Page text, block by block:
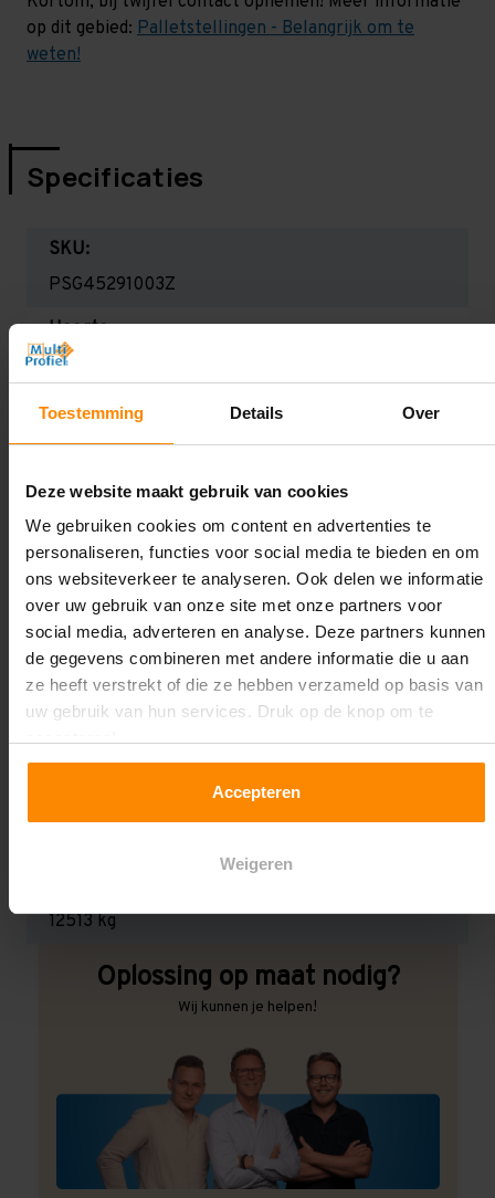
Toestemming Details Over
Deze website maakt gebruik van cookies
We gebruiken cookies om content en advertenties te
personaliseren, functies voor social media te bieden en om
ons websiteverkeer te analyseren. Ook delen we informatie
over uw gebruik van onze site met onze partners voor
social media, adverteren en analyse. Deze partners kunnen
de gegevens combineren met andere informatie die u aan
ze heeft verstrekt of die ze hebben verzameld op basis van
uw gebruik van hun services. Druk op de knop om te
Accepteren
Weigeren
op dit gebied: Palletstellingen - Belangrijk om te
weten!
Specificaties
SKU:
PSG45291003Z
Hoogte:
4.500 mm
Diepte:
1.100 mm
Lengte:
29.100 mm
Liggerlengte:
2.700 mm
Aantal niveaus:
3
Kleur staanders:
Galva
Draagkracht per liggerniveau:
12513 kg
Oplossing op maat nodig?
Wij kunnen je helpen!